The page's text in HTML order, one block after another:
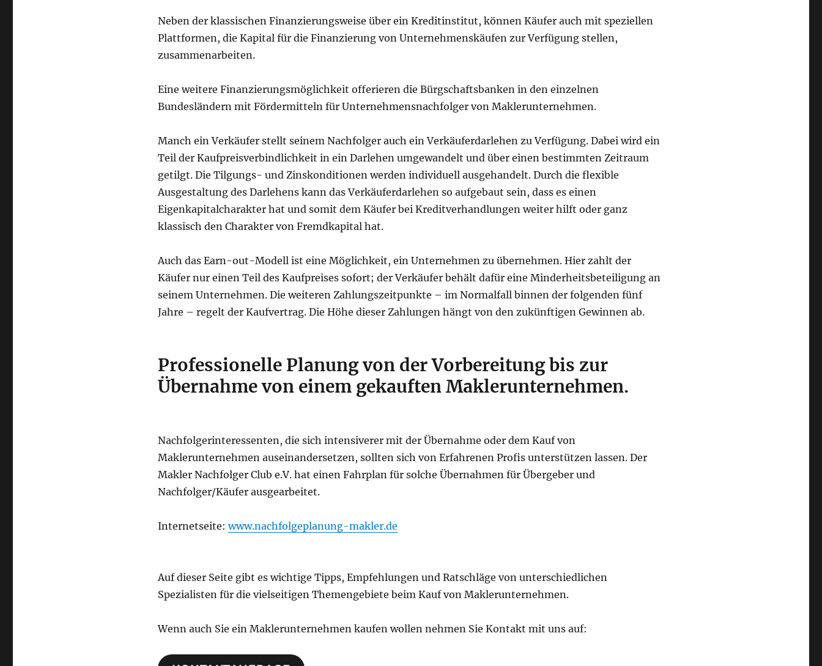
Neben der klassischen Finanzierungsweise über ein Kreditinstitut, können Käufer auch mit speziellen
Plattformen, die Kapital für die Finanzierung von Unternehmenskäufen zur Verfügung stellen,
zusammenarbeiten.
Eine weitere Finanzierungsmöglichkeit offerieren die Bürgschaftsbanken in den einzelnen
Bundesländern mit Fördermitteln für Unternehmensnachfolger von Maklerunternehmen.
Manch ein Verkäufer stellt seinem Nachfolger auch ein Verkäuferdarlehen zu Verfügung. Dabei wird ein
Teil der Kaufpreisverbindlichkeit in ein Darlehen umgewandelt und über einen bestimmten Zeitraum
getilgt. Die Tilgungs- und Zinskonditionen werden individuell ausgehandelt. Durch die flexible
Ausgestaltung des Darlehens kann das Verkäuferdarlehen so aufgebaut sein, dass es einen
Eigenkapitalcharakter hat und somit dem Käufer bei Kreditverhandlungen weiter hilft oder ganz
klassisch den Charakter von Fremdkapital hat.
Auch das Earn-out-Modell ist eine Möglichkeit, ein Unternehmen zu übernehmen. Hier zahlt der
Käufer nur einen Teil des Kaufpreises sofort; der Verkäufer behält dafür eine Minderheitsbeteiligung an
seinem Unternehmen. Die weiteren Zahlungszeitpunkte – im Normalfall binnen der folgenden fünf
Jahre – regelt der Kaufvertrag. Die Höhe dieser Zahlungen hängt von den zukünftigen Gewinnen ab.
Professionelle Planung von der Vorbereitung bis zur
Übernahmevon einem gekauften Maklerunternehmen.
Nachfolgerinteressenten, die sich intensiverer mit der Übernahme oder dem Kauf von
Maklerunternehmen auseinandersetzen, sollten sich von Erfahrenen Profis unterstützen lassen. Der
Makler Nachfolger Club e.V. hat einen Fahrplan für solche Übernahmen für Übergeber und
Nachfolger/Käufer ausgearbeitet.
Internetseite:www.nachfolgeplanung-makler.de
Auf dieser Seite gibt es wichtige Tipps, Empfehlungen und Ratschläge von unterschiedlichen
Spezialisten für die vielseitigen Themengebiete beim Kauf von Maklerunternehmen.
Wenn auch Sie ein Maklerunternehmen kaufen wollen nehmen Sie Kontakt mit uns auf: